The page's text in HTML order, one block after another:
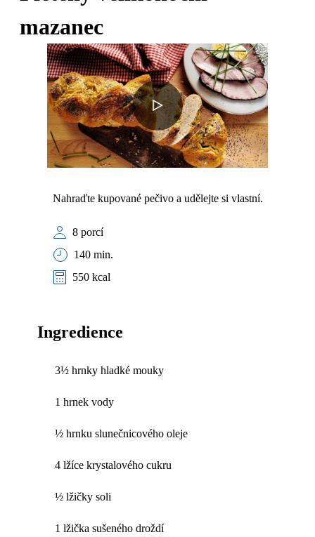
mazanec
Nahraďte kupované pečivo a udělejte si vlastní.
8 porcí
140 min.
550 kcal
Ingredience
3½ hrnky hladké mouky
1 hrnek vody
½ hrnku slunečnicového oleje
4 lžíce krystalového cukru
½ lžičky soli
1 lžička sušeného droždí